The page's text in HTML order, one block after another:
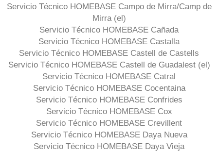
Servicio Técnico HOMEBASE Campo de Mirra/Camp de
Mirra (el)
Servicio Técnico HOMEBASE Cañada
Servicio Técnico HOMEBASE Castalla
Servicio Técnico HOMEBASE Castell de Castells
Servicio Técnico HOMEBASE Castell de Guadalest (el)
Servicio Técnico HOMEBASE Catral
Servicio Técnico HOMEBASE Cocentaina
Servicio Técnico HOMEBASE Confrides
Servicio Técnico HOMEBASE Cox
Servicio Técnico HOMEBASE Crevillent
Servicio Técnico HOMEBASE Daya Nueva
Servicio Técnico HOMEBASE Daya Vieja